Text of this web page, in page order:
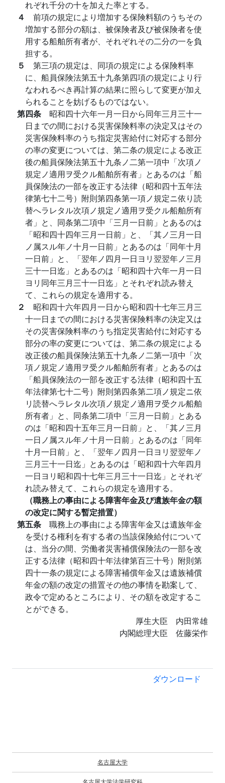
れぞれ千分の十を加えた率とする。
４ 前項の規定により増加する保険料額のうちその
増加する部分の額は、被保険者及び被保険者を使
用する船舶所有者が、それぞれその二分の一を負
担する。
５ 第三項の規定は、同項の規定による保険料率
に、船員保険法第五十九条第四項の規定により行
なわれるべき再計算の結果に照らして変更が加え
られることを妨げるものではない。
第四条 昭和四十六年一月一日から同年三月三十一
日までの間における災害保険料率の決定又はその
災害保険料率のうち指定災害給付に対応する部分
の率の変更については、第二条の規定による改正
後の船員保険法第五十九条ノ二第一項中「次項ノ
規定ノ適用ヲ受クル船舶所有者」とあるのは「船
員保険法の一部を改正する法律（昭和四十五年法
律第七十二号）附則第四条第一項ノ規定ニ依り読
替へラレタル次項ノ規定ノ適用ヲ受クル船舶所有
者」と、同条第二項中「三月一日前」とあるのは
「昭和四十四年三月一日前」と、「其ノ三月一日
ノ属スル年ノ十月一日前」とあるのは「同年十月
一日前」と、「翌年ノ四月一日ヨリ翌翌年ノ三月
三十一日迄」とあるのは「昭和四十六年一月一日
ヨリ同年三月三十一日迄」とそれぞれ読み替え
て、これらの規定を適用する。
２ 昭和四十六年四月一日から昭和四十七年三月三
十一日までの間における災害保険料率の決定又は
その災害保険料率のうち指定災害給付に対応する
部分の率の変更については、第二条の規定による
改正後の船員保険法第五十九条ノ二第一項中「次
項ノ規定ノ適用ヲ受クル船舶所有者」とあるのは
「船員保険法の一部を改正する法律（昭和四十五
年法律第七十二号）附則第四条第二項ノ規定ニ依
リ読替へラレタル次項ノ規定ノ適用ヲ受クル船舶
所有者」と、同条第二項中「三月一日前」とある
のは「昭和四十五年三月一日前」と、「其ノ三月
一日ノ属スル年ノ十月一日前」とあるのは「同年
十月一日前」と、「翌年ノ四月一日ヨリ翌翌年ノ
三月三十一日迄」とあるのは「昭和四十六年四月
一日ヨリ昭和四十七年三月三十一日迄」とそれぞ
れ読み替えて、これらの規定を適用する。
（職務上の事由による障害年金及び遺族年金の額
の改定に関する暫定措置）
第五条 職務上の事由による障害年金又は遺族年金
を受ける権利を有する者の当該保険給付について
は、当分の間、労働者災害補償保険法の一部を改
正する法律（昭和四十年法律第百三十号）附則第
四十一条の規定による障害補償年金又は遺族補償
年金の額の改定の措置その他の事情を勘案して、
政令で定めるところにより、その額を改定するこ
とができる。
厚生大臣 内田常雄
内閣総理大臣 佐藤栄作
ダウンロード
名古屋大学